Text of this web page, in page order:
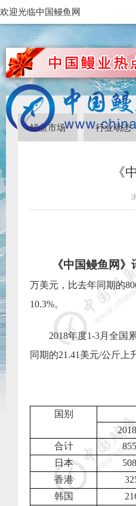
欢迎光临中国鳗鱼网
鳗鱼市场 行业动态
《
《中国鳗鱼网》
万美元，比去年同期的
10.3%。
2018年度1-3月全国
同期的21.41 美元/公斤上
国别
2018
合计
日本
香港
韩国